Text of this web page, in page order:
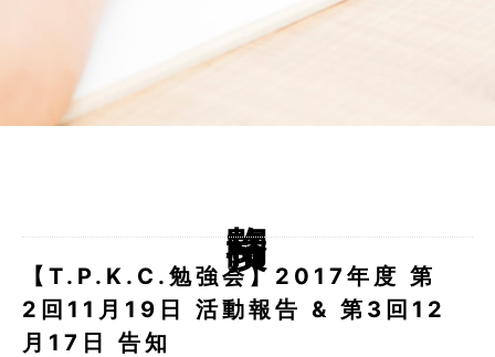
【T.P.K.C.勉強会】2017年度 第
2回11月19日 活動報告 & 第3回12
月17日 告知